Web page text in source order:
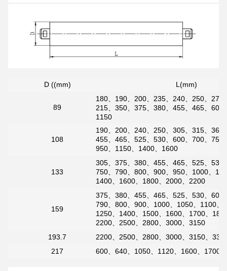
D ((mm) L(mm)
89
180、190、200、235、240、250、275
215、350、375、380、455、465、600
1150
108
190、200、240、250、305、315、360
455、465、525、530、600、700、750
950、1150、1400、1600
133
305、375、380、455、465、525、530
750、790、800、900、950、1000、
1400、1600、1800、2000、2200
159
375、380、455、465、525、530、600
790、800、900、1000、1050、1100、
1250、1400、1500、1600、1700、
2200、2500、2800、3000、3150
193.7
2200、2500、2800、3000、3150、
217
600、640、1050、1120、1600、1700